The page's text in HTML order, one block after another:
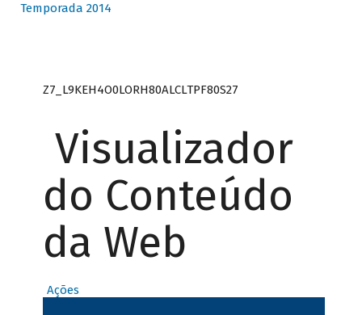
Temporada 2014
Z7_L9KEH4O0LORH80ALCLTPF80S27
Visualizador
do Conteúdo
da Web
Ações